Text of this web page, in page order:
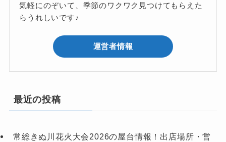
気軽にのぞいて、季節のワクワク見つけてもらえた
らうれしいです♪
運営者情報
最近の投稿
常総きぬ川花火大会2026の屋台情報！出店場所・営